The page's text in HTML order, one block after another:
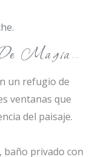
Magia…
un refugio de
ventanas que
del paisaje.
baño privado con